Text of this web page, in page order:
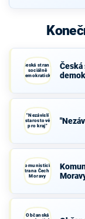
Česká strana
sociálně
demokratická
Česká
"Nezávislí
starostové
pro kraj"
Komunistická
strana Čech a
Moravy
Občanská